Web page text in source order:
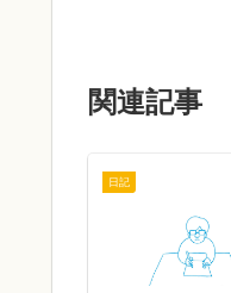
関連記事
日記